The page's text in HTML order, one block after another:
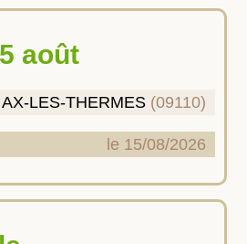
août
AX-LES-THERMES (09110)
le 15/08/2026